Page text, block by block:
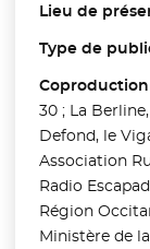
Lieu de
Type de
30 ; La
Defond, le
Association
Radio
Région
Ministère de